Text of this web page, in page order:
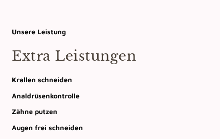
Unsere Leistung
Extra Leistungen
Krallen schneiden
Analdrüsenkontrolle
Zähne putzen
Augen frei schneiden